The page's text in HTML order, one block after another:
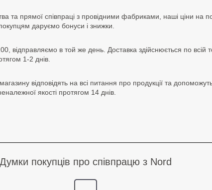
та прямої співпраці з провідними фабриками, наші ціни на
даруємо бонуси і знижки.
відправляємо в той же день. Доставка здійснюється по всій
1-2 днів.
відповідять на всі питання про продукції та
якості протягом 14 днів.
Думки покупців про співпрацю з Nord